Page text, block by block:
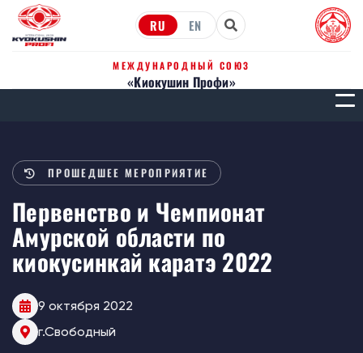
RU EN
МЕЖДУНАРОДНЫЙ СОЮЗ
«Киокушин Профи»
ПРОШЕДШЕЕ МЕРОПРИЯТИЕ
Первенство и Чемпионат
Амурской области по
киокусинкай каратэ 2022
9 октября 2022
г.Свободный